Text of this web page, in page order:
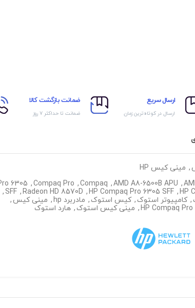
ارسال سریع
ارسال در کوتاه‌ترین زمان
ضمانت بازگشت کالا
ضمانت تا حداکثر ۷ روز
, مینی کیس HP
,
AMD A8-6500B APU
,
Compaq
,
Compaq Pro
,
6305
HP
,
HP Compaq Pro 6305 SFF
,
Radeon HD 8570D
,
SFF
,
, کامپیوتر استوک , کیس استوک , مادربرد hp , مینی کیس ,
, مینی کیس استوک , هارد استوک